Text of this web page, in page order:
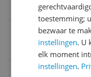
Nederlands
Maximaal
MPN (Manufacturer
toestemming;
bezwaar te
instellingen. U
elk moment
instellingen.